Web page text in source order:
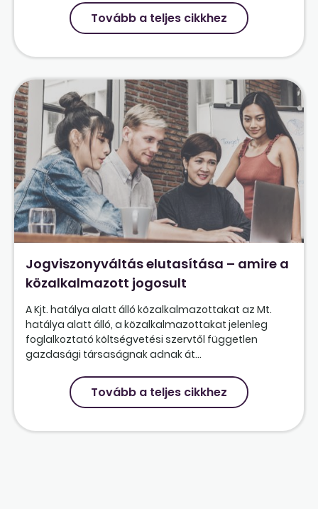
Tovább a teljes cikkhez
Jogviszonyváltás elutasítása – amire a
közalkalmazott jogosult
A Kjt. hatálya alatt álló közalkalmazottakat az Mt.
hatálya alatt álló, a közalkalmazottakat jelenleg
foglalkoztató költségvetési szervtől független
gazdasági társaságnak adnak át...
Tovább a teljes cikkhez